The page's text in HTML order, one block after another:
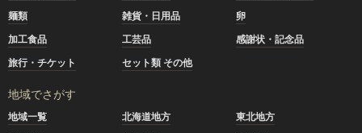
麺類
雑貨・日用品
卵
加工食品
工芸品
感謝状・記念品
旅行・チケット
セット類 その他
地域でさがす
地域一覧 北海道地方
東北地方